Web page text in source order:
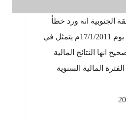
الجنوبية انه ورد خطأ
في عنوان الإعلان السابق يوم 17/1/2011م يتمثل في
انها النتائج المالية
المالية السنوية